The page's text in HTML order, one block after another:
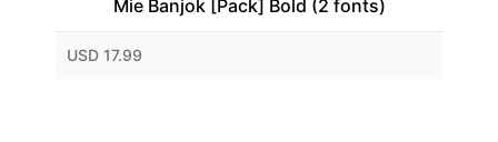
Mie Banjok [Pack] Bold (2 fonts)
USD 17.99